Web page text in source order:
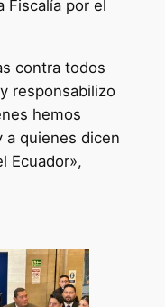
Fiscalía por el
contra todos
responsabilizo
hemos
a quienes dicen
Ecuador»,